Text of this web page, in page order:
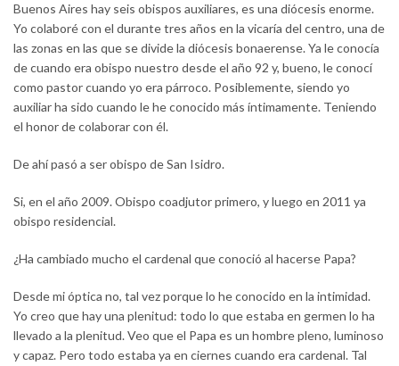
Buenos Aires hay seis obispos auxiliares, es una diócesis enorme.
Yo colaboré con el durante tres años en la vicaría del centro, una de
las zonas en las que se divide la diócesis bonaerense. Ya le conocía
de cuando era obispo nuestro desde el año 92 y, bueno, le conocí
como pastor cuando yo era párroco. Posiblemente, siendo yo
auxiliar ha sido cuando le he conocido más íntimamente. Teniendo
el honor de colaborar con él.
De ahí pasó a ser obispo de San Isidro.
Si, en el año 2009. Obispo coadjutor primero, y luego en 2011 ya
obispo residencial.
¿Ha cambiado mucho el cardenal que conoció al hacerse Papa?
Desde mi óptica no, tal vez porque lo he conocido en la intimidad.
Yo creo que hay una plenitud: todo lo que estaba en germen lo ha
llevado a la plenitud. Veo que el Papa es un hombre pleno, luminoso
y capaz. Pero todo estaba ya en ciernes cuando era cardenal. Tal